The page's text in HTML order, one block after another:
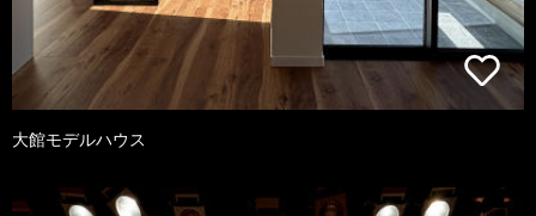
大館モデルハウス